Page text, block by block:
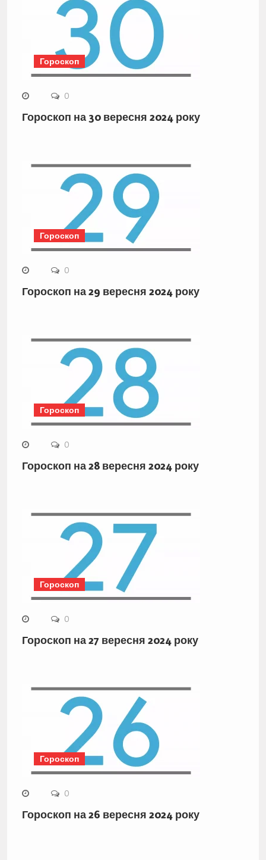
Гороскоп
0
Гороскоп на 30 вересня 2024 року
Гороскоп
0
Гороскоп на 29 вересня 2024 року
Гороскоп
0
Гороскоп на 28 вересня 2024 року
Гороскоп
0
Гороскоп на 27 вересня 2024 року
Гороскоп
0
Гороскоп на 26 вересня 2024 року